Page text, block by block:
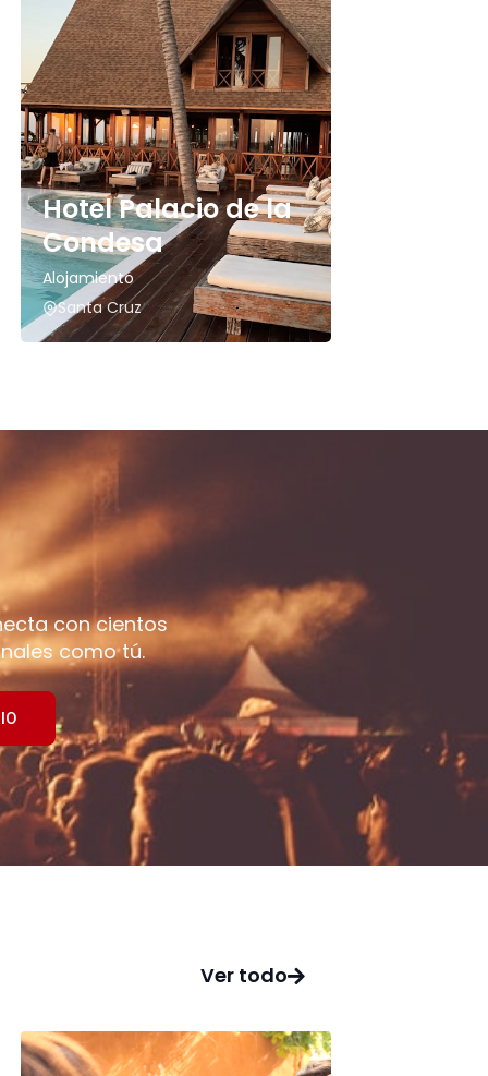
Hotel Palacio de la
Condesa
Alojamiento
Santa Cruz
con cientos
como tú.
Ver todo